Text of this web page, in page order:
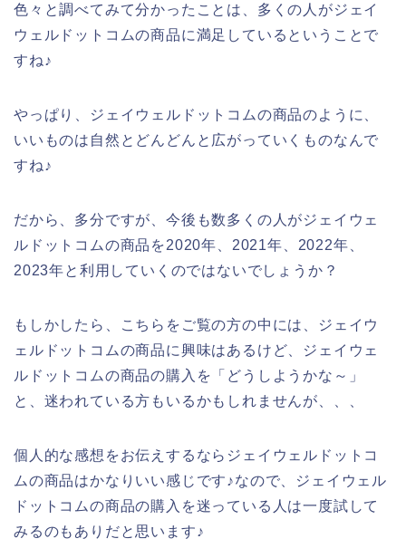
色々と調べてみて分かったことは、多くの人がジェイ
ウェルドットコムの商品に満足しているということで
すね♪
やっぱり、ジェイウェルドットコムの商品のように、
いいものは自然とどんどんと広がっていくものなんで
すね♪
だから、多分ですが、今後も数多くの人がジェイウェ
ルドットコムの商品を2020年、2021年、2022年、
2023年と利用していくのではないでしょうか？
もしかしたら、こちらをご覧の方の中には、ジェイウ
ェルドットコムの商品に興味はあるけど、ジェイウェ
ルドットコムの商品の購入を「どうしようかな～」
と、迷われている方もいるかもしれませんが、、、
個人的な感想をお伝えするならジェイウェルドットコ
ムの商品はかなりいい感じです♪なので、ジェイウェル
ドットコムの商品の購入を迷っている人は一度試して
みるのもありだと思います♪